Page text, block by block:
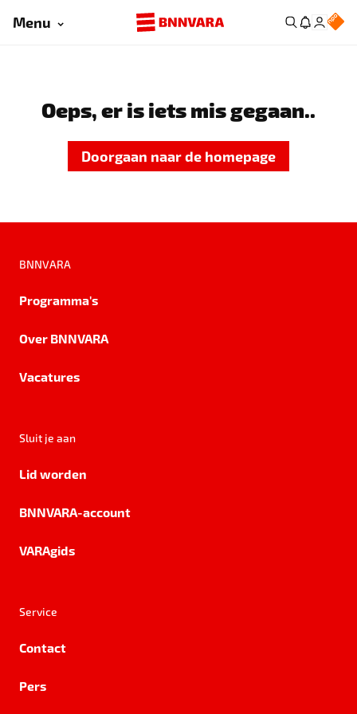
Menu
Oeps, er is iets mis gegaan..
Doorgaan naar de homepage
BNNVARA
Programma's
Over BNNVARA
Vacatures
Sluit je aan
Lid worden
BNNVARA-account
VARAgids
Service
Contact
Pers